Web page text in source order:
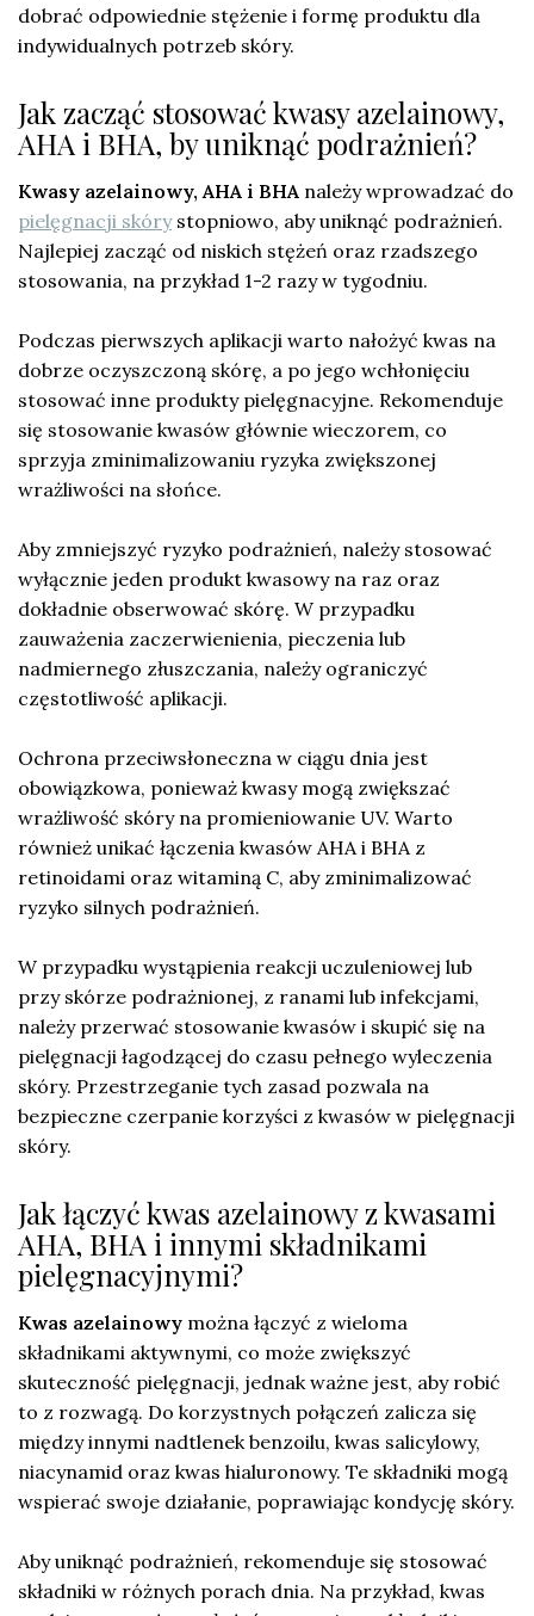
dobrać odpowiednie stężenie i formę produktu dla
indywidualnych potrzeb skóry.
Jak zacząć stosować kwasy azelainowy,
AHA i BHA, by uniknąć podrażnień?
Kwasy azelainowy, AHA i BHA należy wprowadzać do
pielęgnacji skórystopniowo, aby uniknąć podrażnień.
Najlepiej zacząć od niskich stężeń oraz rzadszego
stosowania, na przykład 1-2 razy w tygodniu.
Podczas pierwszych aplikacji warto nałożyć kwas na
dobrze oczyszczoną skórę, a po jego wchłonięciu
stosować inne produkty pielęgnacyjne. Rekomenduje
się stosowanie kwasów głównie wieczorem, co
sprzyja zminimalizowaniu ryzyka zwiększonej
wrażliwości na słońce.
Aby zmniejszyć ryzyko podrażnień, należy stosować
wyłącznie jeden produkt kwasowy na raz oraz
dokładnie obserwować skórę. W przypadku
zauważenia zaczerwienienia, pieczenia lub
nadmiernego złuszczania, należy ograniczyć
częstotliwość aplikacji.
Ochrona przeciwsłoneczna w ciągu dnia jest
obowiązkowa, ponieważ kwasy mogą zwiększać
wrażliwość skóry na promieniowanie UV. Warto
również unikać łączenia kwasów AHA i BHA z
retinoidami oraz witaminą C, aby zminimalizować
ryzyko silnych podrażnień.
W przypadku wystąpienia reakcji uczuleniowej lub
przy skórze podrażnionej, z ranami lub infekcjami,
należy przerwać stosowanie kwasów i skupić się na
pielęgnacji łagodzącej do czasu pełnego wyleczenia
skóry. Przestrzeganie tych zasad pozwala na
bezpieczne czerpanie korzyści z kwasów w pielęgnacji
skóry.
Jak łączyć kwas azelainowy z kwasami
AHA, BHA i innymi składnikami
pielęgnacyjnymi?
Kwas azelainowy można łączyć z wieloma
składnikami aktywnymi, co może zwiększyć
skuteczność pielęgnacji, jednak ważne jest, aby robić
to z rozwagą. Do korzystnych połączeń zalicza się
między innymi nadtlenek benzoilu, kwas salicylowy,
niacynamid oraz kwas hialuronowy. Te składniki mogą
wspierać swoje działanie, poprawiając kondycję skóry.
Aby uniknąć podrażnień, rekomenduje się stosować
składniki w różnych porach dnia. Na przykład, kwas